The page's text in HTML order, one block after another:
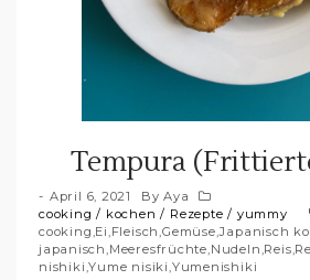
Tempura
April 6, 2021 ByAya
cooking / kochen / Rezepte / yummy
cooking,Ei,Fleisch,Gemüse,Japanisch
japanisch,Meeresfrüchte,Nudeln,Reis,
nishiki,Yume nisiki,Yumenishiki